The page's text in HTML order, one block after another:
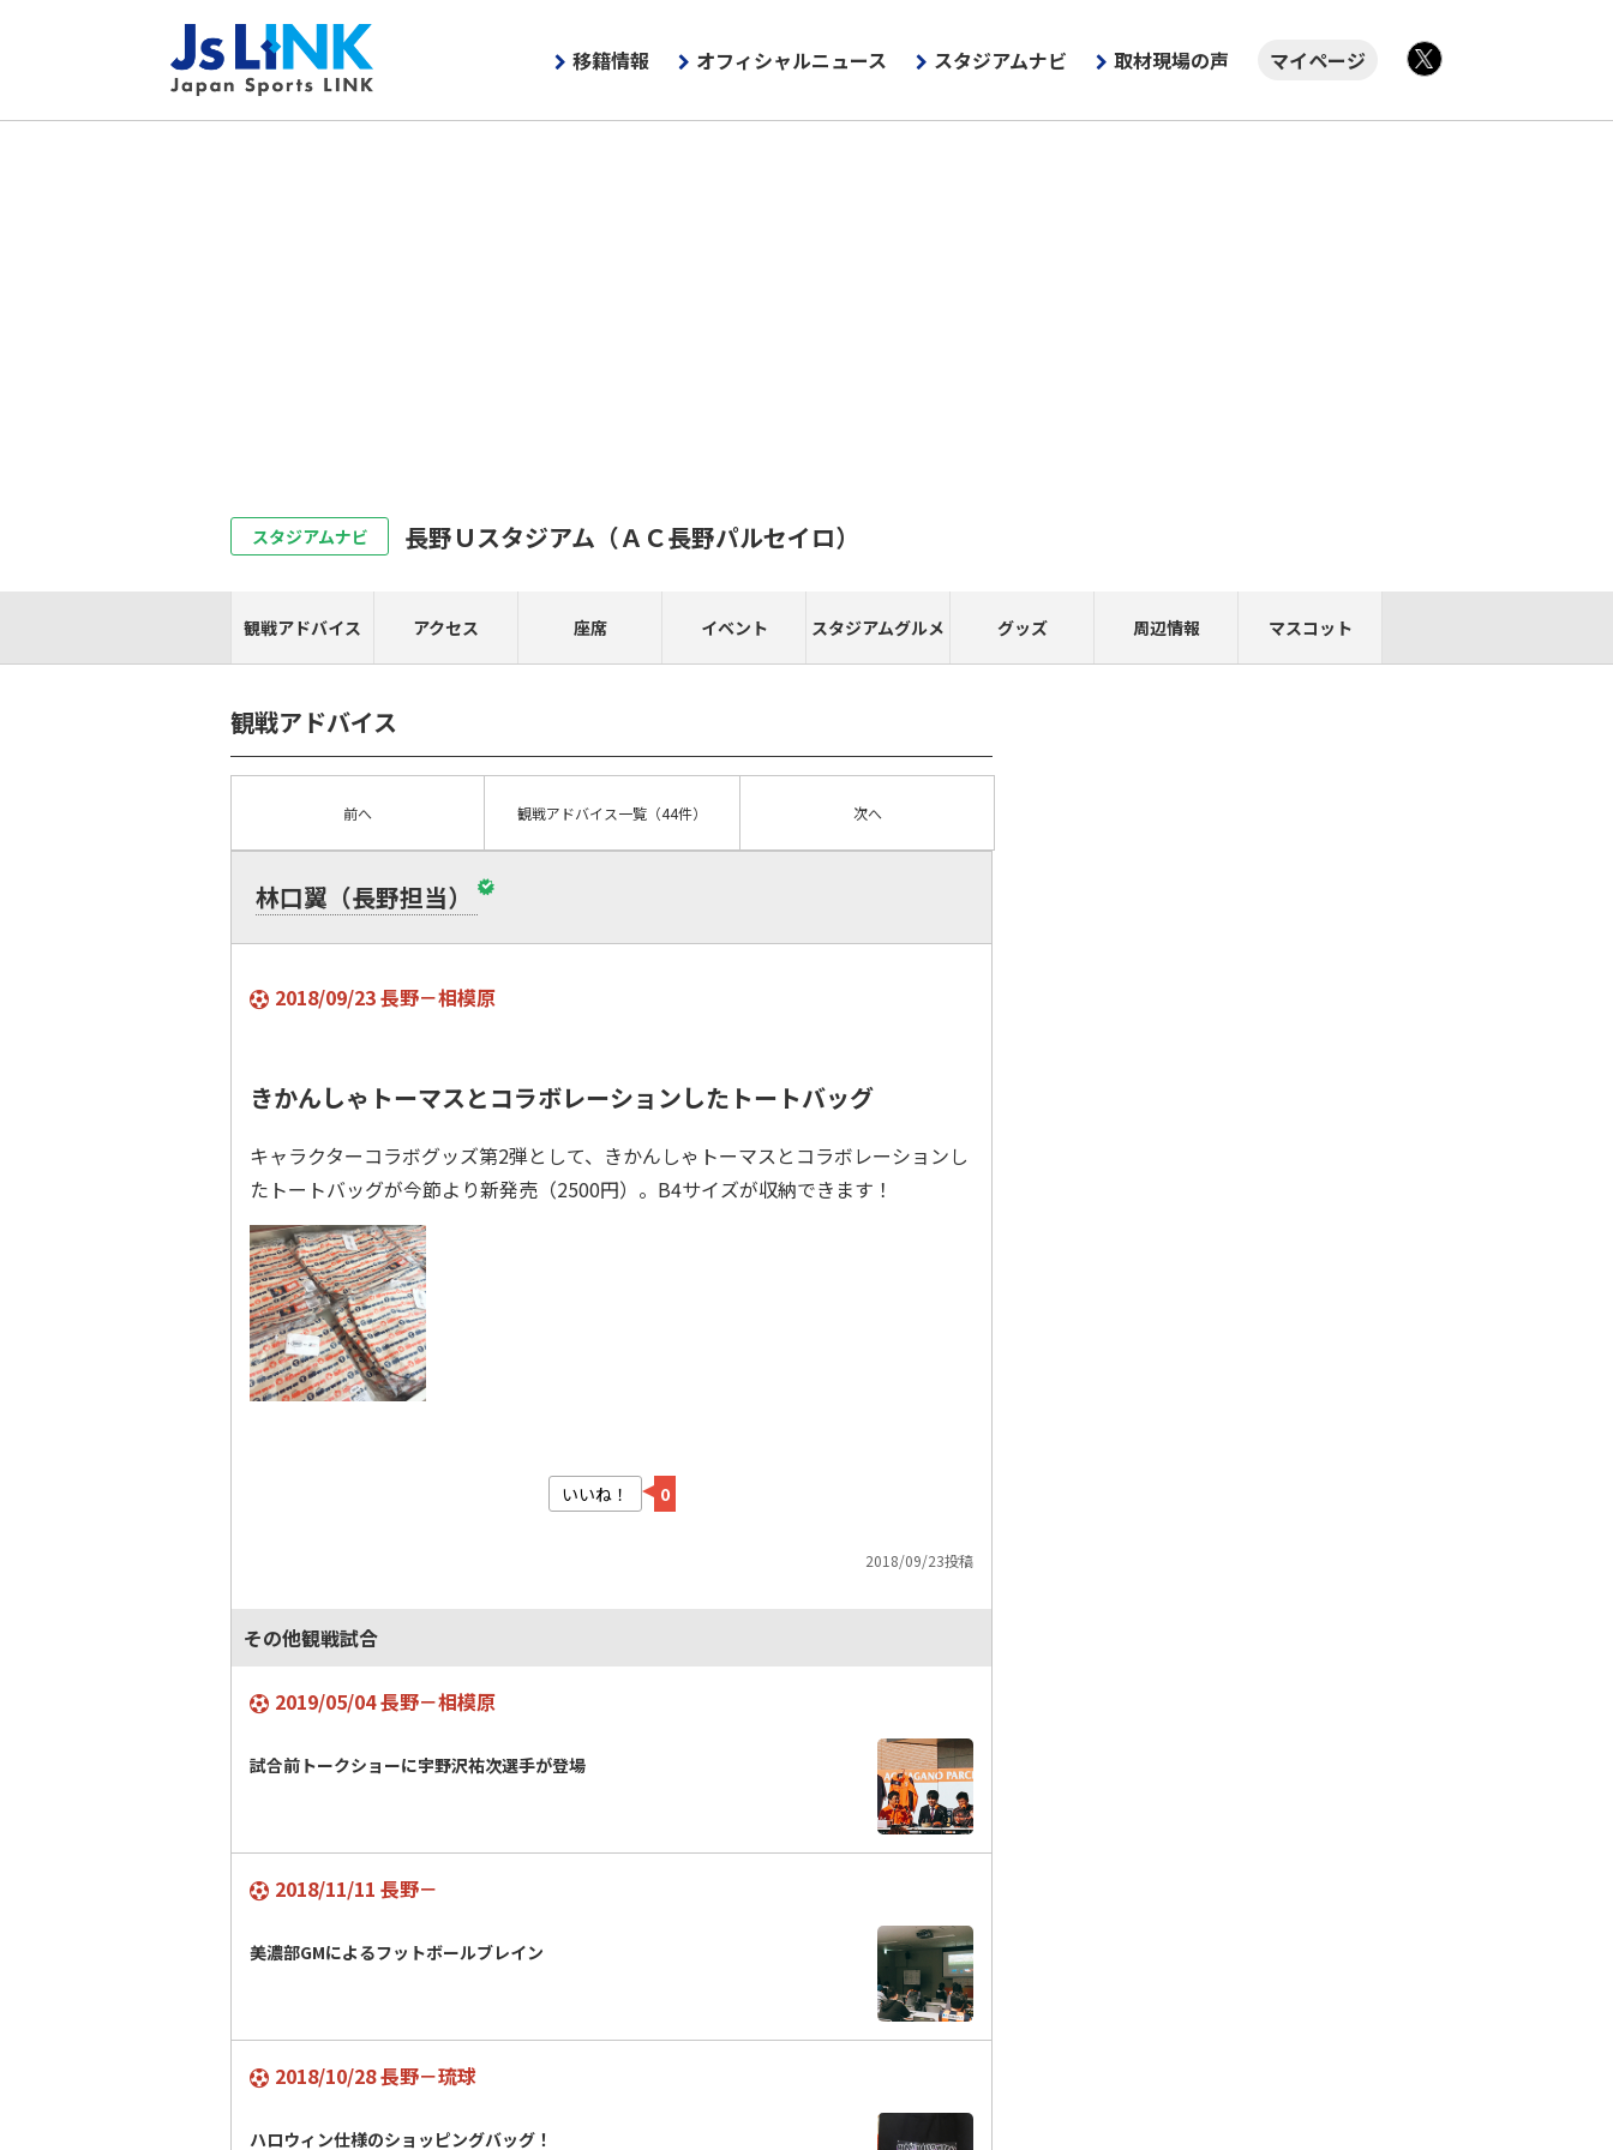
移籍情報 オフィシャルニュース スタジアムナビ 取材現場の声
マイページ
スタジアムナビ 長野Ｕスタジアム （ＡＣ長野パルセイロ）
観戦アドバイス アクセス 座席 イベント スタジアムグルメ グッズ 周辺情報 マスコット
観戦アドバイス
前へ 観戦アドバイス一覧 （44件） 次へ
林口翼（長野担当）
2018/09/23 長野－相模原
きかんしゃトーマスとコラボレーションしたトートバッグ
キャラクターコラボグッズ第2弾として、きかんしゃトーマスとコラボレーションし
たトートバッグが今節より新発売（2500円）。B4サイズが収納できます！
いいね！ 0
2018/09/23投稿
その他観戦試合
2019/05/04 長野－相模原
試合前トークショーに宇野沢祐次選手が登場
2018/11/11 長野－
美濃部GMによるフットボールブレイン
2018/10/28 長野－琉球
ハロウィン仕様のショッピングバッグ！